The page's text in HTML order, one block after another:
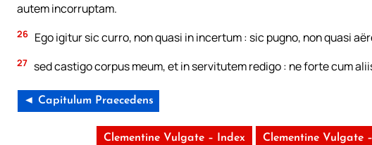
autem incorruptam.
26 Ego igitur sic curro, non quasi in incertum : sic pugno, non quasi
27 sed castigo corpus meum, et in servitutem redigo : ne forte cum
◄ Capitulum Praecedens
Clementine Vulgate – Index Clementine Vulgate